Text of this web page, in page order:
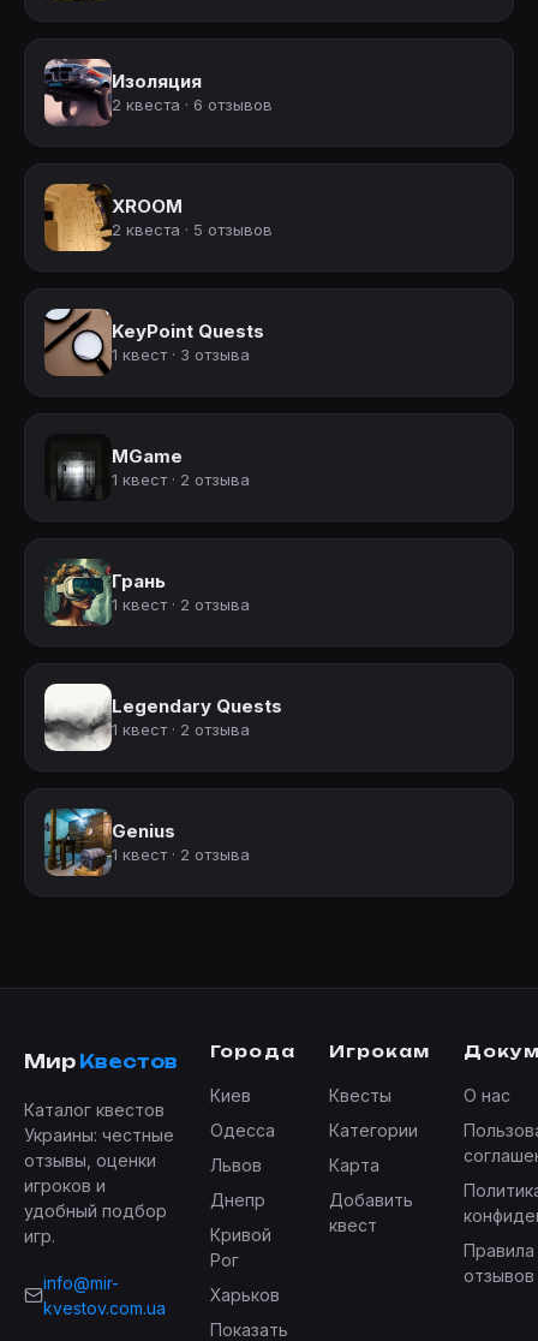
Изоляция
2 квеста · 6 отзывов
XROOM
2 квеста · 5 отзывов
KeyPoint Quests
1 квест · 3 отзыва
MGame
1 квест · 2 отзыва
Грань
1 квест · 2 отзыва
Legendary Quests
1 квест · 2 отзыва
Genius
1 квест · 2 отзыва
Мир Квестов
Каталог квестов
Украины: честные
отзывы, оценки
игроков и
удобный подбор
игр.
info@mir-
kvestov.com.ua
Города
Киев
Одесса
Львов
Днепр
Кривой
Рог
Харьков
Показать
Игрокам
Квесты
Категории
Карта
Добавить
квест
О нас
отзывов